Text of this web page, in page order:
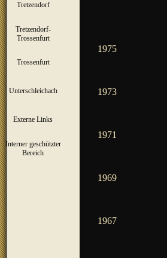
Tretzendorf
Tretzendorf-
Trossenfurt
Trossenfurt
Unterschleichach ▼
Externe Links
Interner geschützter
Bereich
1975
1973
1971
1969
1967